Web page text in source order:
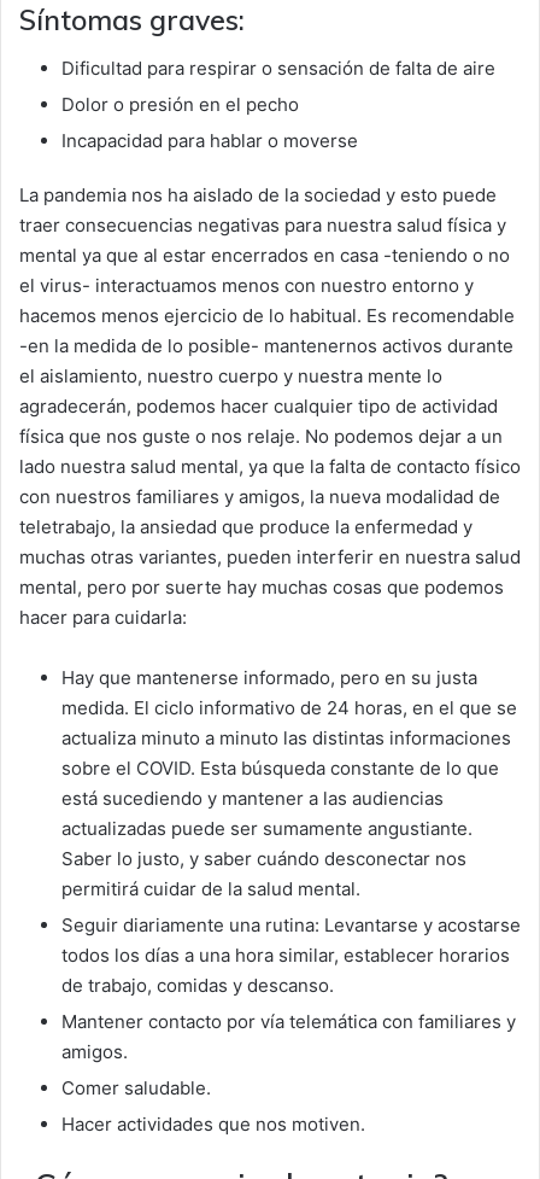
Síntomas graves:
Dificultad para respirar o sensación de falta de aire
Dolor o presión en el pecho
Incapacidad para hablar o moverse
La pandemia nos ha aislado de la sociedad y esto puede
traer consecuencias negativas para nuestra salud física y
mental ya que al estar encerrados en casa -teniendo o no
el virus- interactuamos menos con nuestro entorno y
hacemos menos ejercicio de lo habitual. Es recomendable
-en la medida de lo posible- mantenernos activos durante
el aislamiento, nuestro cuerpo y nuestra mente lo
agradecerán, podemos hacer cualquier tipo de actividad
física que nos guste o nos relaje. No podemos dejar a un
lado nuestra salud mental, ya que la falta de contacto físico
con nuestros familiares y amigos, la nueva modalidad de
teletrabajo, la ansiedad que produce la enfermedad y
muchas otras variantes, pueden interferir en nuestra salud
mental, pero por suerte hay muchas cosas que podemos
hacer para cuidarla:
Hay que mantenerse informado, pero en su justa
medida. El ciclo informativo de 24 horas, en el que se
actualiza minuto a minuto las distintas informaciones
sobre el COVID. Esta búsqueda constante de lo que
está sucediendo y mantener a las audiencias
actualizadas puede ser sumamente angustiante.
Saber lo justo, y saber cuándo desconectar nos
permitirá cuidar de la salud mental.
Seguir diariamente una rutina: Levantarse y acostarse
todos los días a una hora similar, establecer horarios
de trabajo, comidas y descanso.
Mantener contacto por vía telemática con familiares y
amigos.
Comer saludable.
Hacer actividades que nos motiven.